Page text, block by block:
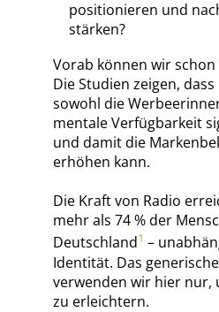
positionieren und
stärken?
Vorab können wir
Die Studien zeigen,
sowohl die
mentale Verfügbarkeit
und damit die
erhöhen kann.
Die Kraft von Radio
mehr als 74 % der
Deutschland1 –
Identität. Das
verwenden wir hier nur,
zu erleichtern.